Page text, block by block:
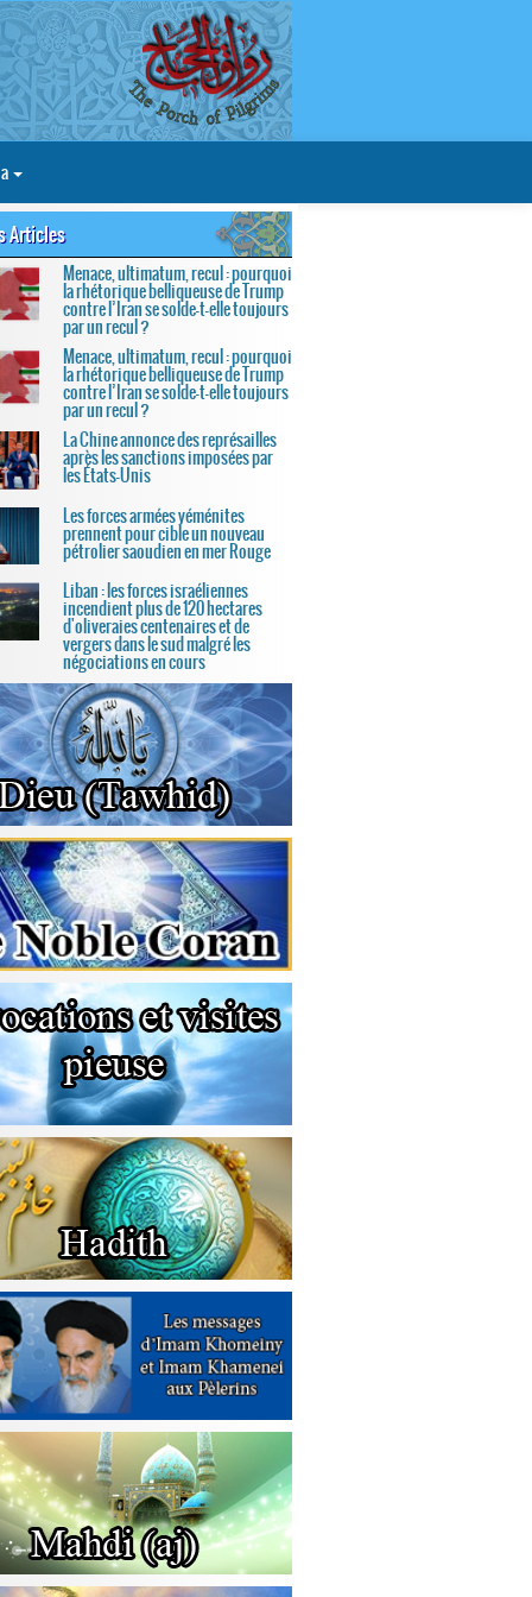
Articles
Menace, ultimatum, recul : pourquoi
la rhétorique belliqueuse de Trump
contre l’Iran se solde-t-elle toujours
par un recul ?
Menace, ultimatum, recul : pourquoi
la rhétorique belliqueuse de Trump
contre l’Iran se solde-t-elle toujours
par un recul ?
La Chine annonce des représailles
après les sanctions imposées par
les États-Unis
Les forces armées yéménites
prennent pour cible un nouveau
pétrolier saoudien en mer Rouge
Liban : les forces israéliennes
incendient plus de 120 hectares
d'oliveraies centenaires et de
vergers dans le sud malgré les
négociations en cours